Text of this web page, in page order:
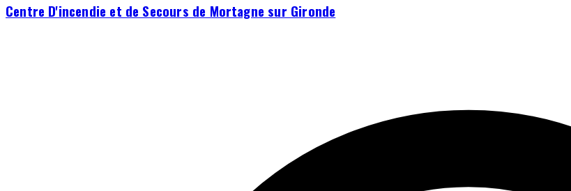
Centre D'incendie et de Secours de Mortagne sur Gironde